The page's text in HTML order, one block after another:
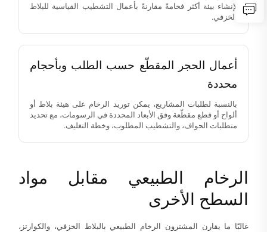
لإنشاء بيئة أكثر فخامةً مقارنةً بأعمال التشطيب القياسية للبلاط
الخزفي.
أعمال الحجر المقطّع حسب الطلب وبأحجام
محددة
بالنسبة لطلبات المشاريع، يمكن توريد الرخام على هيئة بلاط أو
ألواح أو قطع مقطّعة وفق الأبعاد المحددة في الرسومات، مع تحديد
متطلبات الحواف، والتشطيب المطلوب، وخطة التغليف.
الرخام الطبيعي مقابل مواد
السطح الأخرى
غالبًا ما يقارن المشترون الرخام الطبيعي بالبلاط الخزفي، والكوارتز،